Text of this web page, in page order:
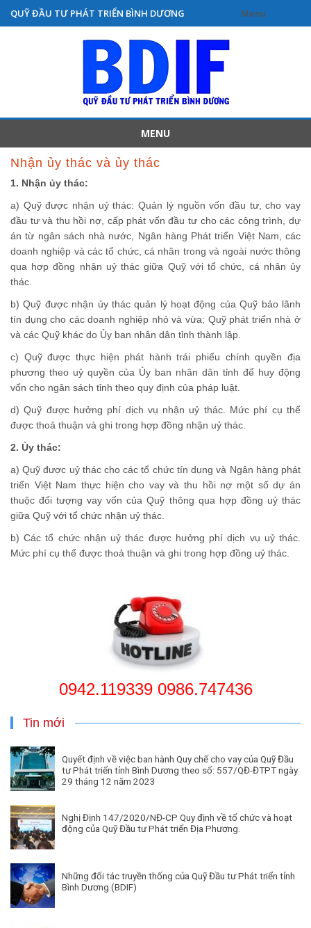
QUỸ ĐẦU TƯ PHÁT TRIỂN BÌNH DƯƠNG Menu
MENU
content
Nhận ủy thác và ủy thác
1. Nhận ủy thác:
a) Quỹ được nhận uỷ thác: Quản lý nguồn vốn đầu tư, cho vay
đầu tư và thu hồi nợ, cấp phát vốn đầu tư cho các công trình, dự
án từ ngân sách nhà nước, Ngân hàng Phát triển Việt Nam, các
doanh nghiệp và các tổ chức, cá nhân trong và ngoài nước thông
qua hợp đồng nhận uỷ thác giữa Quỹ với tổ chức, cá nhân ủy
thác.
b) Quỹ được nhận ủy thác quản lý hoạt động của Quỹ bảo lãnh
tín dụng cho các doanh nghiệp nhỏ và vừa; Quỹ phát triển nhà ở
và các Quỹ khác do Ủy ban nhân dân tỉnh thành lập.
c) Quỹ được thực hiện phát hành trái phiếu chính quyền địa
phương theo uỷ quyền của Ủy ban nhân dân tỉnh để huy động
vốn cho ngân sách tỉnh theo quy định của pháp luật.
d) Quỹ được hưởng phí dịch vụ nhận uỷ thác. Mức phí cụ thể
được thoả thuận và ghi trong hợp đồng nhận uỷ thác.
2. Ủy thác:
a) Quỹ được uỷ thác cho các tổ chức tín dụng và Ngân hàng phát
triển Việt Nam thực hiện cho vay và thu hồi nợ một số dự án
thuộc đối tượng vay vốn của Quỹ thông qua hợp đồng uỷ thác
giữa Quỹ với tổ chức nhận uỷ thác.
b) Các tổ chức nhận uỷ thác được hưởng phí dịch vụ uỷ thác.
Mức phí cụ thể được thoả thuận và ghi trong hợp đồng uỷ thác.
0942.119339 0986.747436
Tin mới
Quyết định về việc ban hành Quy chế cho vay của Quỹ Đầu
tư Phát triển tỉnh Bình Dương theo số: 557/QĐ-ĐTPT ngày
29 tháng 12 năm 2023
Nghị Định 147/2020/NĐ-CP Quy định về tổ chức và hoạt
động của Quỹ Đầu tư Phát triển Địa Phương.
Những đối tác truyền thống của Quỹ Đầu tư Phát triển tỉnh
Bình Dương (BDIF)